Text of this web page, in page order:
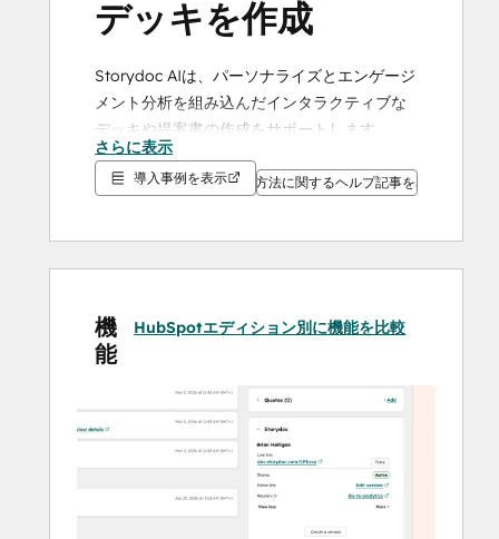
デッキを作成
Storydoc AIは、パーソナライズとエンゲージ
メント分析を組み込んだインタラクティブな
デッキや提案書の作成をサポートします。
StorydocをHubSpotと連携させると、
HubSpotの連絡先、案件、企業に合わせて自
や提案書を作成できます。
をパーソナライズ
て、各デッキを適切な対象者にカスタマイズ
できます。Contacts、Deals、Companyから
変数をマッピングし、手動でコピーペースト
することなく、特定のレコード用にパーソナ
ライズされたバージョンを生成できます。
さらに表示
導入事例を表示設定方法に関するヘルプ記事を表示
機
能
HubSpotエディション別に機能を比較